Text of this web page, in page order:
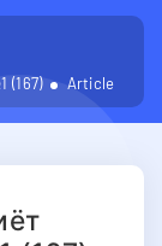
(167)
Article